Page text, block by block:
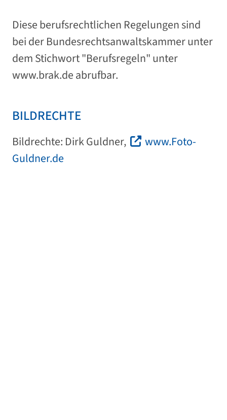
Diese berufsrechtlichen Regelungen sind
bei der Bundesrechtsanwaltskammer unter
dem Stichwort "Berufsregeln" unter
www.brak.de abrufbar.
BILDRECHTE
Bildrechte: Dirk Guldner,
www.Foto-
Guldner.de